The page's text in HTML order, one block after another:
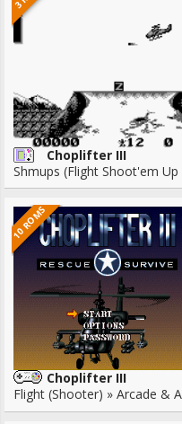
Choplifter III
Shmups (Flight Shoot'em
10 ROMS
Choplifter III
Flight (Shooter) » Arcade &